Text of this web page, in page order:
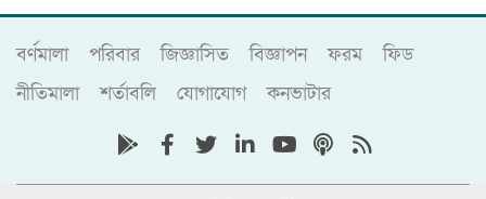
বর্ণমালা পরিবার জিজ্ঞাসিত বিজ্ঞাপন ফরম
ফিড
নীতিমালা
শর্তাবলি যোগাযোগ কনভাটার